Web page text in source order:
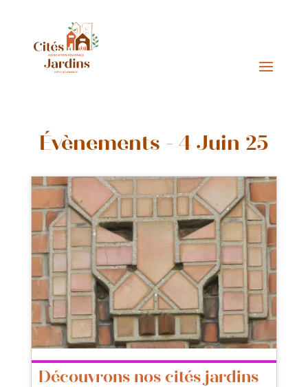
Évènements - 4 Juin 25
Découvrons nos cités jardins